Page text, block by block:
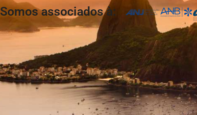
Somos associados à: